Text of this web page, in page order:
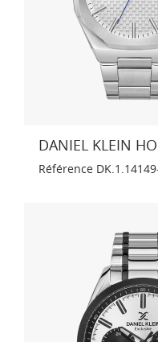
DANIEL KLEIN
Référence